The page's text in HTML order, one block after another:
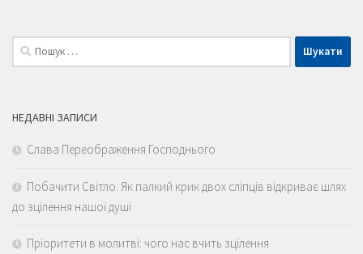
Пошук:
НЕДАВНІ ЗАПИСИ
Слава Переображення Господнього
Побачити Світло: Як палкий крик двох сліпців відкриває шлях
до зцілення нашої душі
Пріоритети в молитві: чого нас вчить зцілення